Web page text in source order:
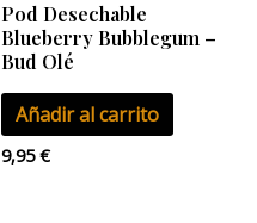
Pod Desechable
Blueberry Bubblegum –
Bud Olé
Añadir al carrito
9,95€